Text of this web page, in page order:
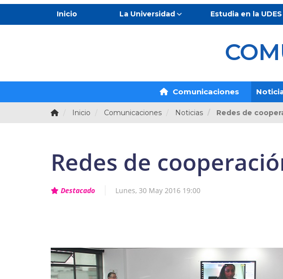
Inicio La Universidad Estudia en la UDES
Comunicaciones
Inicio Comunicaciones Noticias Redes de
Redes de
Destacado Lunes, 30 May 2016 19:00